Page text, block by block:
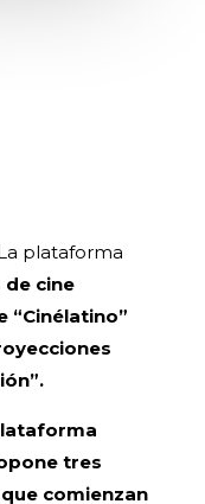
plataforma
de cine
“Cinélatino”
tres
comienzan